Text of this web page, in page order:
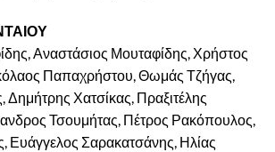
Αναστάσιος Μουταφίδης, Χρήστος
Παπαχρήστου, Θωμάς Τζήγας,
Δημήτρης Χατσίκας, Πραξιτέλης
Τσουμήτας, Πέτρος Ρακόπουλος,
Ευάγγελος Σαρακατσάνης, Ηλίας